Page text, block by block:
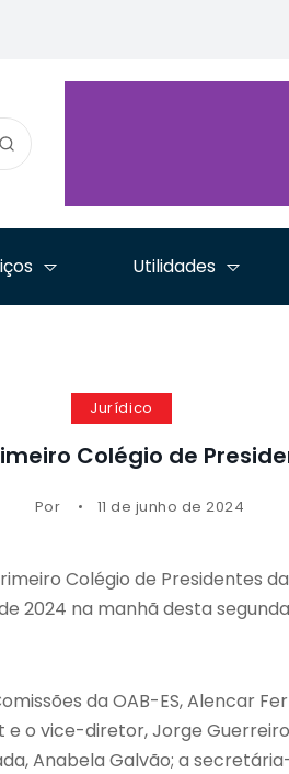
Utilidades
Jurídico
Colégio de
Por 11 de junho de 2024
Colégio de Presidentes
2024 na manhã desta
da OAB-ES, Alencar
o vice-diretor, Jorge
Anabela Galvão; a